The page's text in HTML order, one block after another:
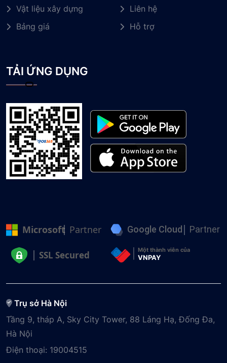
Vật liệu xây dựng
Bảng giá
Liên hệ
Hỗ trợ
TẢI ỨNG DỤNG
Microsoft Partner Google Cloud Partner
SSL Secured Một thành viên của
VNPAY
Trụ sở Hà Nội
Tầng 9, tháp A, Sky City Tower, 88 Láng Hạ, Đống Đa,
Hà Nội
Điện thoại: 19004515